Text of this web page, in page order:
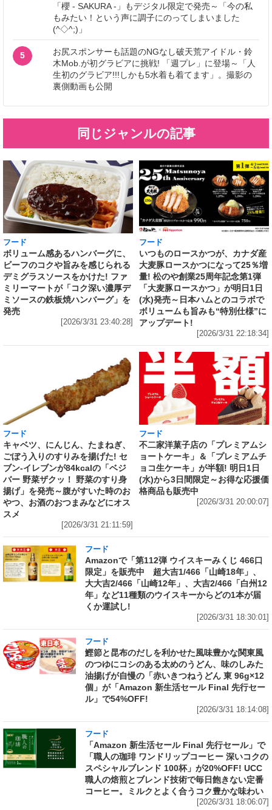
「櫻 - SAKURA -」もデジタル限定で発売～「今の私
もみたい！という声に調子にのってしまいました
(^◇^;)」
5
お尻スポンサーも話題のNGなし破天荒アイドル・鈴
木Mob.が初グラビアに挑戦! 「週プレ」に登場～「人
生初のグラビア!!!しかも5水着も着てます」。撮影の
裏側動画も公開
同じジャンルの記事
フード
ボリューム感あるハンバーグに、
ビーフのコクや旨みを感じられる
デミグラスソースをかけた! ファ
ミリーマートが「コク深い濃厚デ
ミソースの鉄板焼ハンバーグ」を
発売
[2026/3/31 23:40:28]
フード
いつものロースかつが、カナダ産
大麦豚ロースかつになって25％増
量! 松のや創業25周年記念第1弾
「大麦豚ロースかつ」が明日1日
(水)発売～日本ハムとのコラボで
ボリュームも旨みも“特別仕様”に
アップデート!
[2026/3/31 22:18:34]
フード
キャベツ、にんじん、たまねぎ、
ごぼう入りのすりみを揚げた! セ
ブン‐イレブンが84kcalの「ベジ
バー 野菜ザクッ！ 野菜のすり身
揚げ」を発売～腹がすいた時のお
やつ、お酒のおつまみなどにオス
スメ
[2026/3/31 21:11:59]
フード
不二家洋菓子店の「プレミアムシ
ョートケーキ」＆「プレミアムチ
ョコ生ケーキ」が半額! 明日1日
(水)から3日間限定～お得な応援価
格商品も販売中
[2026/3/31 20:00:07]
フード
Amazonで「第112弾 ウイスキーみくじ 466口
限定」を販売中 超大吉1/466「山崎18年」、
大大吉2/466「山崎12年」、大吉2/466「白州12
年」など11種類のウイスキーからどの1本が届
くか運試し!
[2026/3/31 18:30:01]
フード
鰹節と昆布のだしを利かせた風味豊かな関東風
のつゆにコシのある太めのうどん、味のしみた
油揚げが自慢の「赤いきつねうどん 東 96g×12
個」が「Amazon 新生活セール Final 先行セー
ル」で54%OFF!
[2026/3/31 18:14:08]
フード
「Amazon 新生活セール Final 先行セール」で
「職人の珈琲 ワンドリップコーヒー 深いコクの
スペシャルブレンド 100杯」が20%OFF! UCC
職人の焙煎とブレンド技術で毎日飽きない定番
コーヒー。ミルクとよく合うコク豊かな味わい
[2026/3/31 18:06:07]